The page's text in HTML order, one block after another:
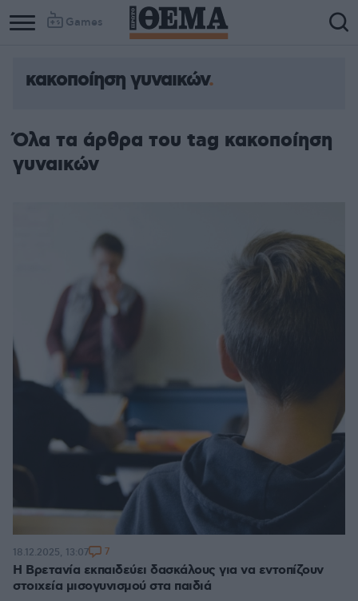
Games
Column
Column
κακοποίηση γυναικών
Όλα τα άρθρα του tag κακοποίηση
γυναικών
Η Βρετανία εκπαιδεύει δασκάλους για να εντοπίζουν
στοιχεία μισογυνισμού στα παιδιά
18.12.2025, 13:07 7